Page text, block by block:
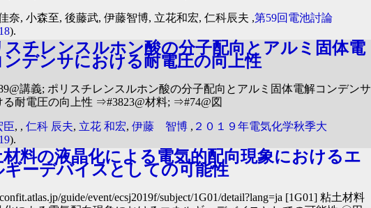
奈, 小森至, 後藤武, 伊藤智博, 立花和宏, 仁科辰夫 ,第59回電池討論
).
スチレンスルホン酸の分子配向とアルミ固体電
ンデンサにおける耐電圧の向上性
講義; ポリスチレンスルホン酸の分子配向とアルミ固体電解コンデンサ
る耐電圧の向上性 ⇒#3823@材料; ⇒#74@図
臣, , 仁科 辰夫, 立花 和宏, 伊藤 智博 , ２０１９年電気化学秋季大
).
材料の液晶化による電気的配向現象におけるエ
ギーデバイスとしての可能性
guide/event/ecsj2019f/subject/1G01/detail?lang=ja [1G01] 粘土材料